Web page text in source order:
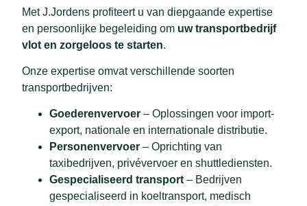
Met J.Jordens profiteert u van diepgaande expertise
en persoonlijke begeleiding om uw transportbedrijf
vlot en zorgeloos te starten.
Onze expertise omvat verschillende soorten
transportbedrijven:
Goederenvervoer – Oplossingen voor import-
export, nationale en internationale distributie.
Personenvervoer – Oprichting van
taxibedrijven, privévervoer en shuttlediensten.
Gespecialiseerd transport – Bedrijven
gespecialiseerd in koeltransport, medisch